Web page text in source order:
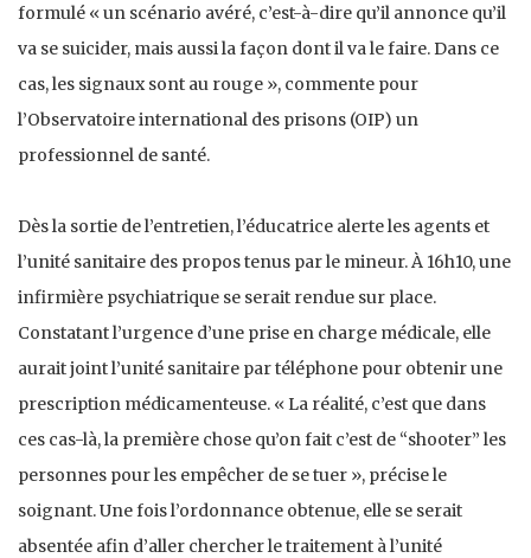
formulé « un scénario avéré, c’est-à-dire qu’il annonce qu’il
va se suicider, mais aussi la façon dont il va le faire. Dans ce
cas, les signaux sont au rouge », commente pour
l’Observatoire international des prisons (OIP) un
professionnel de santé.
Dès la sortie de l’entretien, l’éducatrice alerte les agents et
l’unité sanitaire des propos tenus par le mineur. À 16h10, une
infirmière psychiatrique se serait rendue sur place.
Constatant l’urgence d’une prise en charge médicale, elle
aurait joint l’unité sanitaire par téléphone pour obtenir une
prescription médicamenteuse. « La réalité, c’est que dans
ces cas-là, la première chose qu’on fait c’est de “shooter” les
personnes pour les empêcher de se tuer », précise le
soignant. Une fois l’ordonnance obtenue, elle se serait
absentée afin d’aller chercher le traitement à l’unité